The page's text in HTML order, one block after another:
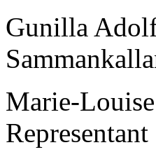
Gunilla
Marie-